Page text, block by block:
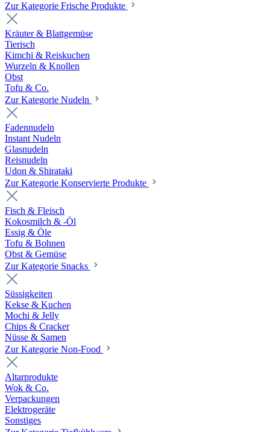
Zur Kategorie Frische Produkte
Kräuter & Blattgemüse
Tierisch
Kimchi & Reiskuchen
Wurzeln & Knollen
Obst
Tofu & Co.
Zur Kategorie Nudeln
Fadennudeln
Instant Nudeln
Glasnudeln
Reisnudeln
Udon & Shirataki
Zur Kategorie Konservierte Produkte
Fisch & Fleisch
Kokosmilch & -Öl
Essig & Öle
Tofu & Bohnen
Obst & Gemüse
Zur Kategorie Snacks
Süssigkeiten
Kekse & Kuchen
Mochi & Jelly
Chips & Cracker
Nüsse & Samen
Zur Kategorie Non-Food
Altarprodukte
Wok & Co.
Verpackungen
Elektrogeräte
Sonstiges